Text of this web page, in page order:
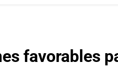
favorables